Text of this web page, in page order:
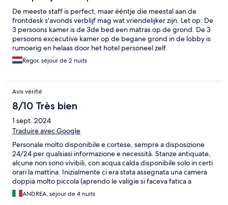
De meeste staff is perfect, maar ééntje die meestal aan de
frontdesk s'avonds verblijf mag wat vriendelijker zijn. Let op: De
3 persoons kamer is de 3de bed een matras op de grond. De 3
persoons excecutive kamer op de begane grond in de lobby is
rumoerig en helaas door het hotel personeel zelf.
Regor, séjour de 2 nuits
Avis vérifié
8/10 Très bien
1 sept. 2024
Traduire avec Google
Personale molto disponibile e cortese, sempre a disposizione
24/24 per qualsiasi informazione e necessità. Stanze antiquate,
alcune non sono vivibili, con acqua calda disponibile solo in certi
orari la mattina. Inizialmente ci era stata assegnata una camera
doppia molto piccola (aprendo le valigie si faceva fatica a
spostarsi per la stanza) con letto matrimoniale, ventilatore a
soffitto che andava a tutta velocità (non regolabile) e faceva un
ANDREA, séjour de 4 nuits